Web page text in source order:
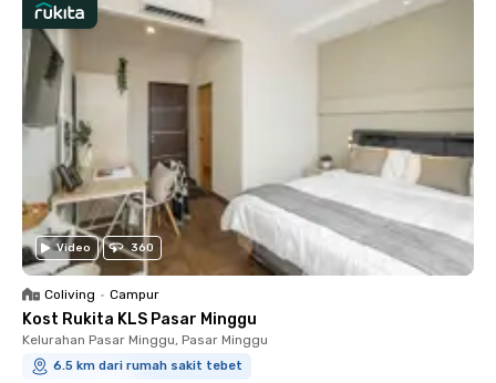
Video 360
Coliving • Campur
Kost Rukita KLS Pasar Minggu
Kelurahan Pasar Minggu, Pasar Minggu
6.5 km dari rumah sakit tebet